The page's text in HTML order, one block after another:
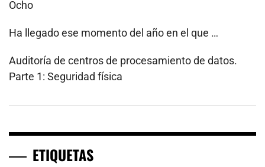
Ocho
Ha llegado ese momento del año en el que …
Auditoría de centros de procesamiento de datos.
Parte 1: Seguridad física
ETIQUETAS